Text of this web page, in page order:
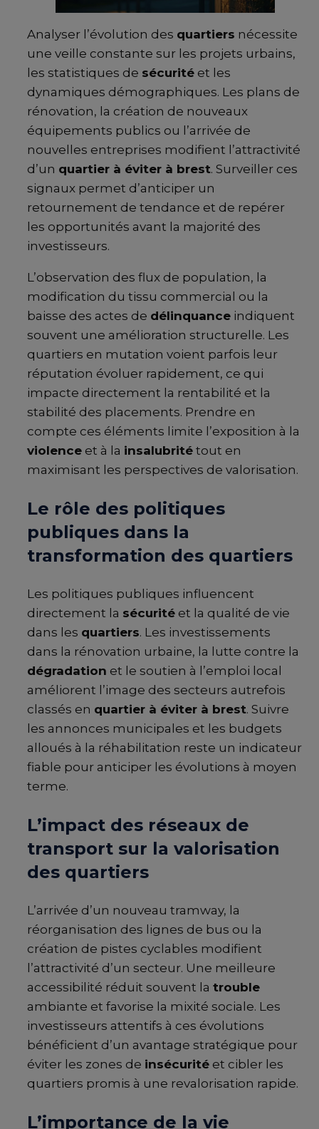
Analyser l’évolution des quartiers nécessite
une veille constante sur les projets urbains,
les statistiques de sécurité et les
dynamiques démographiques. Les plans de
rénovation, la création de nouveaux
équipements publics ou l’arrivée de
nouvelles entreprises modifient l’attractivité
d’un quartier à éviter à brest. Surveiller ces
signaux permet d’anticiper un
retournement de tendance et de repérer
les opportunités avant la majorité des
investisseurs.
L’observation des flux de population, la
modification du tissu commercial ou la
baisse des actes de délinquance indiquent
souvent une amélioration structurelle. Les
quartiers en mutation voient parfois leur
réputation évoluer rapidement, ce qui
impacte directement la rentabilité et la
stabilité des placements. Prendre en
compte ces éléments limite l’exposition à la
violence et à la insalubrité tout en
maximisant les perspectives de valorisation.
Le rôle des politiques
publiques dans la
transformation des quartiers
Les politiques publiques influencent
directement la sécurité et la qualité de vie
dans les quartiers. Les investissements
dans la rénovation urbaine, la lutte contre la
dégradation et le soutien à l’emploi local
améliorent l’image des secteurs autrefois
classés en quartier à éviter à brest. Suivre
les annonces municipales et les budgets
alloués à la réhabilitation reste un indicateur
fiable pour anticiper les évolutions à moyen
terme.
L’impact des réseaux de
transport sur la valorisation
des quartiers
L’arrivée d’un nouveau tramway, la
réorganisation des lignes de bus ou la
création de pistes cyclables modifient
l’attractivité d’un secteur. Une meilleure
accessibilité réduit souvent la trouble
ambiante et favorise la mixité sociale. Les
investisseurs attentifs à ces évolutions
bénéficient d’un avantage stratégique pour
éviter les zones de insécurité et cibler les
quartiers promis à une revalorisation rapide.
L’importance de la vie